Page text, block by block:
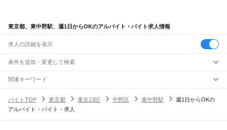
東京都、東中野駅、週1日からOKのアルバイト・バイト求人情報
求人の詳細を表示
条件を追加・変更して検索
市区町村を追加・変更
東京都すべて
東京23区すべて
駅を追加・変更
職種を追加・変更
関連キーワード
バイトTOP
東京都 東京23区 中野区 東中野駅
週1日からOKの
アルバイト・バイト・求人